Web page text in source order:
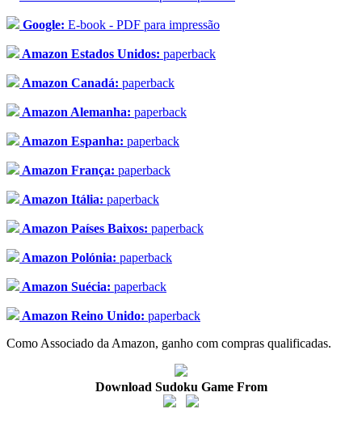
Google: E-book - PDF para impressão
Amazon Estados Unidos: paperback
Amazon Canadá: paperback
Amazon Alemanha: paperback
Amazon Espanha: paperback
Amazon França: paperback
Amazon Itália: paperback
Amazon Países Baixos: paperback
Amazon Polónia: paperback
Amazon Suécia: paperback
Amazon Reino Unido: paperback
Como Associado da Amazon, ganho com compras qualificadas.
Download Sudoku Game From